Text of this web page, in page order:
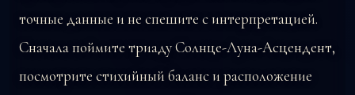
точные данные и не спешите с интерпретацией.
Сначала поймите триаду Солнце-Луна-Асцендент,
посмотрите стихийный баланс и расположение